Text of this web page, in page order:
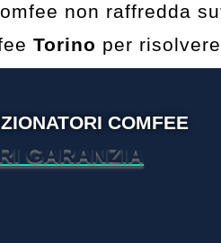
non raffredda
Torino per
COMFEE
GARANZIA